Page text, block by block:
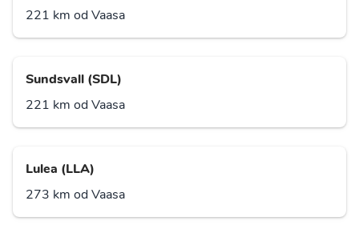
221 km od Vaasa
Sundsvall (SDL)
221 km od Vaasa
Lulea (LLA)
273 km od Vaasa